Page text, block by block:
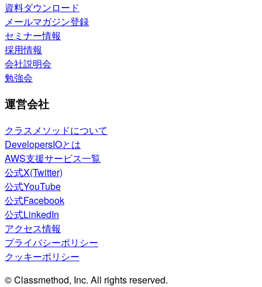
資料ダウンロード
メールマガジン登録
セミナー情報
採用情報
会社説明会
勉強会
運営会社
クラスメソッドについて
DevelopersIOとは
AWS支援サービス一覧
公式X(Twitter)
公式YouTube
公式Facebook
公式LinkedIn
アクセス情報
プライバシーポリシー
クッキーポリシー
© Classmethod, Inc. All rights reserved.